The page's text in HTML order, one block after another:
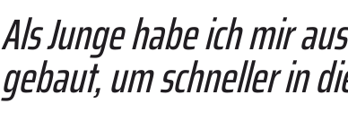
Als Junge habe ich mir
gebaut, um schneller in